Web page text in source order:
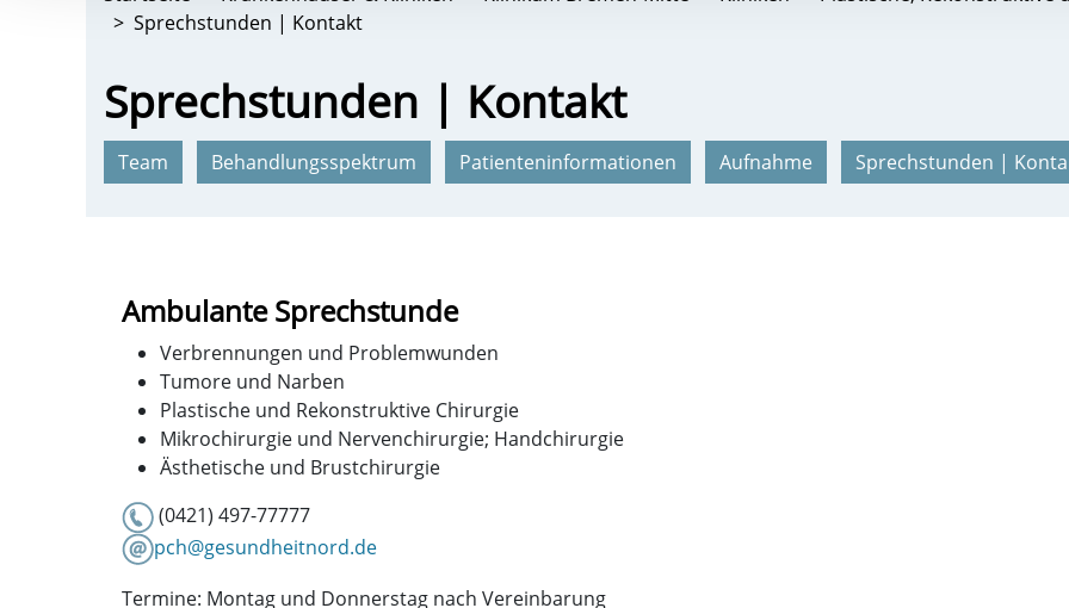
Sprechstunden | Kontakt
Sprechstunden | Kontakt
Team Behandlungsspektrum Patienteninformationen Aufnahme Sprechstunden |
Ambulante Sprechstunde
Verbrennungen und Problemwunden
Tumore und Narben
Plastische und Rekonstruktive Chirurgie
Mikrochirurgie und Nervenchirurgie; Handchirurgie
Ästhetische und Brustchirurgie
(0421) 497-77777
pch@gesundheitnord.de
Termine: Montag und Donnerstag nach Vereinbarung